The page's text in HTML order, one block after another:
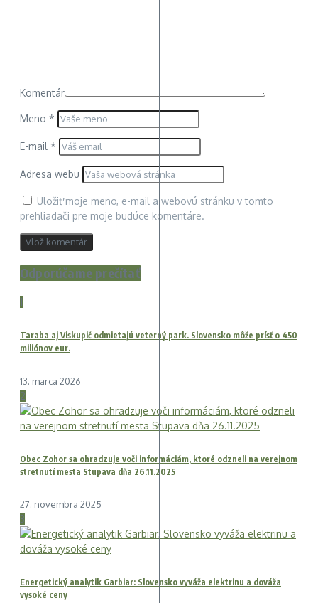
Komentár
Meno *
E-mail *
Adresa webu
Uložiť moje meno, e-mail a webovú stránku v tomto
prehliadači pre moje budúce komentáre.
Odporúčame prečítať
1
Taraba aj Viskupič odmietajú veterný park. Slovensko môže prísť o 450
miliónov eur.
13. marca 2026
2
Obec Zohor sa ohradzuje voči informáciám, ktoré odzneli na verejnom
stretnutí mesta Stupava dňa 26.11.2025
27. novembra 2025
3
Energetický analytik Garbiar: Slovensko vyváža elektrinu a dováža
vysoké ceny